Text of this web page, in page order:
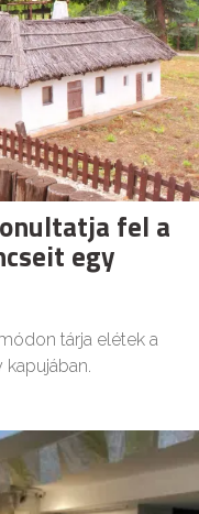
fel a
egy
tárja elétek a